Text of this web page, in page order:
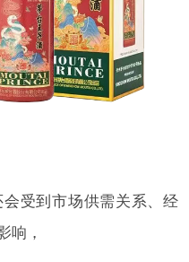
受到市场供需关系、经
响，